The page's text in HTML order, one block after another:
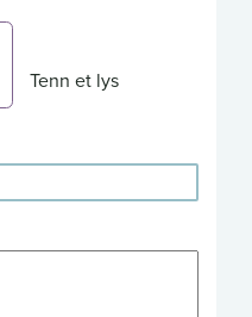
Tenn et lys